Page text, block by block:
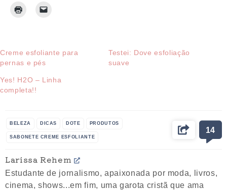
Creme esfoliante para
pernas e pés
Testei: Dove esfoliação
suave
Yes! H2O – Linha
completa!!
BELEZA DICAS DOTE PRODUTOS
SABONETE CREME ESFOLIANTE
14
Larissa Rehem
Estudante de jornalismo, apaixonada por moda, livros,
cinema, shows...em fim, uma garota cristã que ama